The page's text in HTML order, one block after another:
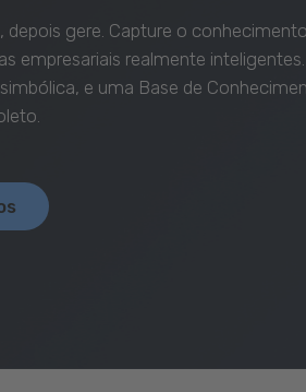
depois gere. Capture o
empresariais realmente
e uma Base de